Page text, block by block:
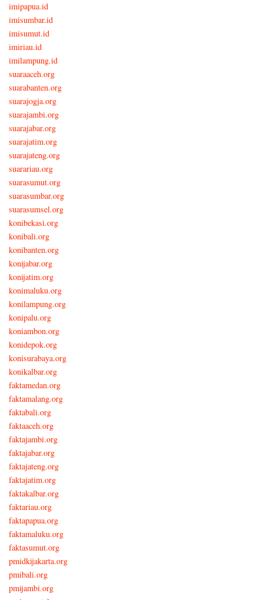
imipapua.id
imisumbar.id
imisumut.id
imiriau.id
imilampung.id
suaraaceh.org
suarabanten.org
suarajogja.org
suarajambi.org
suarajabar.org
suarajatim.org
suarajateng.org
suarariau.org
suarasumut.org
suarasumbar.org
suarasumsel.org
konibekasi.org
konibali.org
konibanten.org
konijabar.org
konijatim.org
konimaluku.org
konilampung.org
konipalu.org
koniambon.org
konidepok.org
konisurabaya.org
konikalbar.org
faktamedan.org
faktamalang.org
faktabali.org
faktaaceh.org
faktajambi.org
faktajabar.org
faktajateng.org
faktajatim.org
faktakalbar.org
faktariau.org
faktapapua.org
faktamaluku.org
faktasumut.org
pmidkijakarta.org
pmibali.org
pmijambi.org